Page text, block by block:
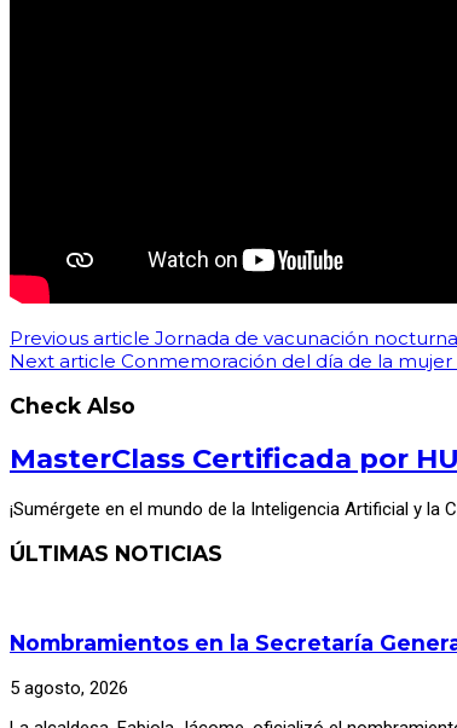
Previous article Jornada de vacunación
Next article Conmemoración del día de la mujer
Check Also
MasterClass Certificada por
¡Sumérgete en el mundo de la Inteligencia Artificial y la
ÚLTIMAS NOTICIAS
Nombramientos en la Secretaría
5 agosto, 2026